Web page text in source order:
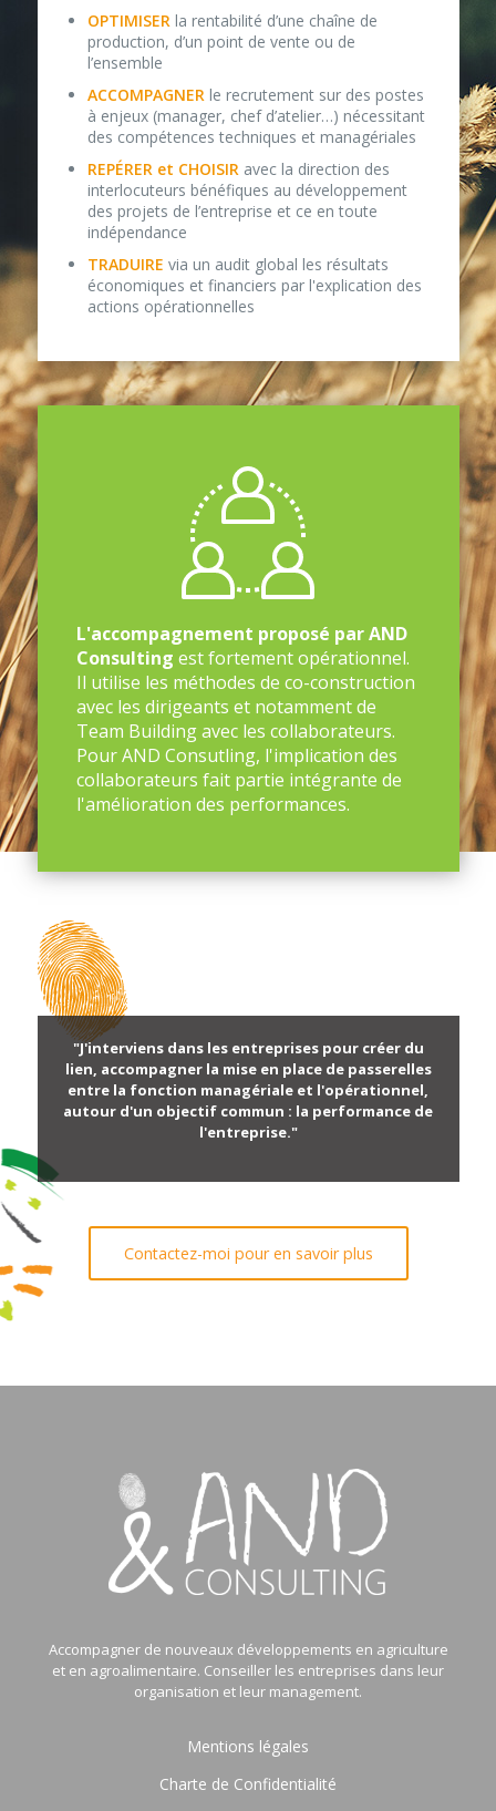
OPTIMISERla rentabilité d’une chaîne de
production, d’un point de vente ou de
l’ensemble
ACCOMPAGNERle recrutement sur des postes
à enjeux (manager, chef d’atelier…) nécessitant
des compétences techniques et managériales
REPÉRER et CHOISIRavec la direction des
interlocuteurs bénéfiques au développement
des projets de l’entreprise et ce en toute
indépendance
TRADUIRE via un audit global les résultats
économiques et financiers par l'explication des
actions opérationnelles
L'accompagnement proposé par AND
Consulting est fortement opérationnel.
Il utilise les méthodes de co-construction
avec les dirigeants et notamment de
Team Building avec les collaborateurs.
Pour AND Consutling, l'implication des
collaborateurs fait partie intégrante de
l'amélioration des performances.
"J'interviens dans les entreprises pour créer du
lien, accompagner la mise en place de passerelles
entre la fonction managériale et l'opérationnel,
autour d'un objectif commun : la performance de
l'entreprise."
Contactez-moi pour en savoir plus
Accompagner de nouveaux développements en agriculture
et en agroalimentaire. Conseiller les entreprises dans leur
organisation et leur management.
Mentions légales
Charte de Confidentialité